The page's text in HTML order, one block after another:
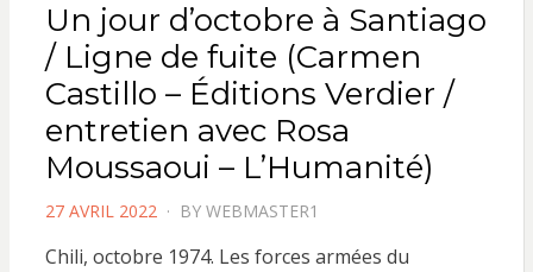
Un jour d’octobre à Santiago
/ Ligne de fuite (Carmen
Castillo – Éditions Verdier /
entretien avec Rosa
Moussaoui – L’Humanité)
POSTED
27 AVRIL 2022 BY WEBMASTER1
Chili, octobre 1974. Les forces armées du